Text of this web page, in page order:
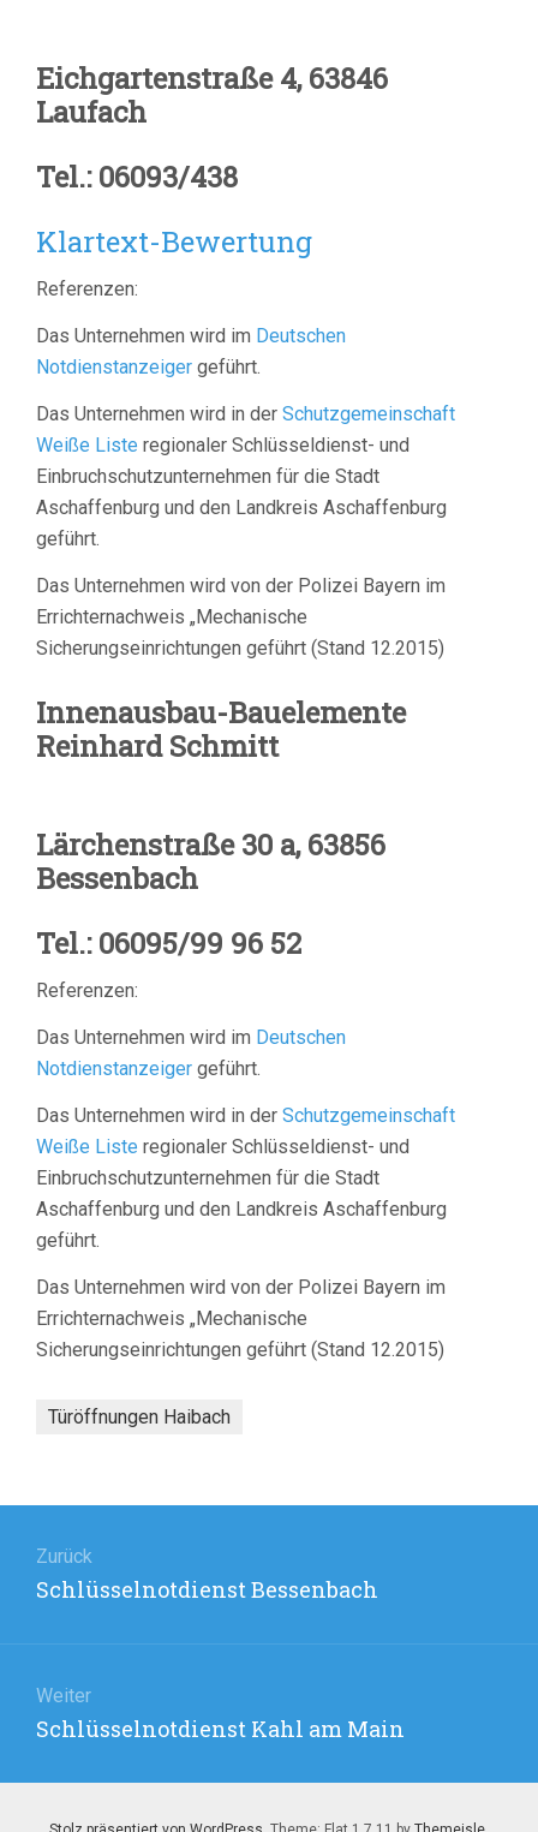
Eichgartenstraße 4, 63846
Laufach
Tel.: 06093/438
Klartext-Bewertung
Referenzen:
Das Unternehmen wird im Deutschen
Notdienstanzeiger geführt.
Das Unternehmen wird in der Schutzgemeinschaft
Weiße Liste regionaler Schlüsseldienst- und
Einbruchschutzunternehmen für die Stadt
Aschaffenburg und den Landkreis Aschaffenburg
geführt.
Das Unternehmen wird von der Polizei Bayern im
Errichternachweis „Mechanische
Sicherungseinrichtungen geführt (Stand 12.2015)
Innenausbau-Bauelemente
Reinhard Schmitt
Lärchenstraße 30 a, 63856
Bessenbach
Tel.: 06095/99 96 52
Referenzen:
Das Unternehmen wird im Deutschen
Notdienstanzeiger geführt.
Das Unternehmen wird in der Schutzgemeinschaft
Weiße Liste regionaler Schlüsseldienst- und
Einbruchschutzunternehmen für die Stadt
Aschaffenburg und den Landkreis Aschaffenburg
geführt.
Das Unternehmen wird von der Polizei Bayern im
Errichternachweis „Mechanische
Sicherungseinrichtungen geführt (Stand 12.2015)
Türöffnungen Haibach
Zurück
Vorheriger
Schlüsselnotdienst Bessenbach
Weiter
Nächster
Schlüsselnotdienst Kahl am Main